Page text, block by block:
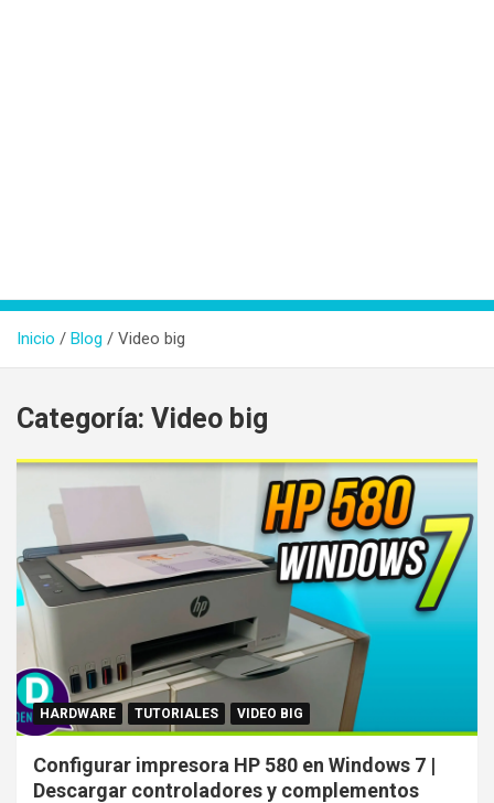
Inicio Blog Video big
Categoría: Video big
HARDWARE TUTORIALES VIDEO BIG
Configurar impresora HP 580 en Windows 7 |
Descargar controladores y complementos